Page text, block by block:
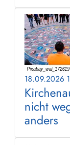
18.09.2026
nicht
anders